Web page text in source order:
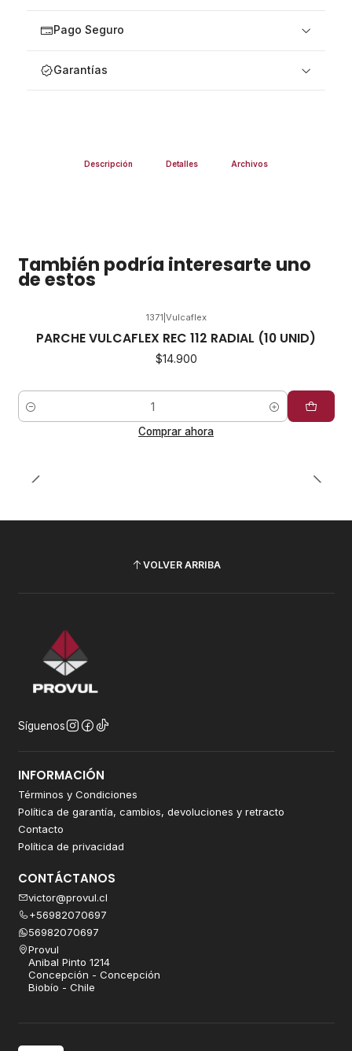
Pago Seguro
Garantías
Descripción Detalles Archivos
También podría interesarte uno
de estos
1371 Vulcaflex
PARCHE VULCAFLEX REC 112 RADIAL (10 UNID)
$14.900
Cantidad
Comprar ahora
VOLVER ARRIBA
Síguenos
INFORMACIÓN
Términos y Condiciones
Política de garantía, cambios, devoluciones y retracto
Contacto
Política de privacidad
CONTÁCTANOS
victor@provul.cl
+56982070697
56982070697
Provul
Anibal Pinto 1214
Concepción - Concepción
Biobío - Chile